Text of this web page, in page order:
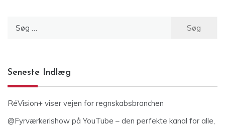
efter:
Seneste Indlæg
RéVision+ viser vejen for regnskabsbranchen
@Fyrværkerishow på YouTube – den perfekte kanal for alle,